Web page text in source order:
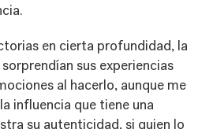
en cierta profundidad, la
sus experiencias
al hacerlo, aunque me
influencia que tiene una
su autenticidad, si quien lo